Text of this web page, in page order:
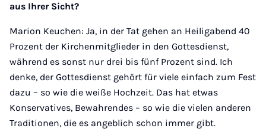
aus Ihrer Sicht?
Marion Keuchen: Ja, in der Tat gehen an Heiligabend 40
Prozent der Kirchenmitglieder in den Gottesdienst,
während es sonst nur drei bis fünf Prozent sind. Ich
denke, der Gottesdienst gehört für viele einfach zum Fest
dazu – so wie die weiße Hochzeit. Das hat etwas
Konservatives, Bewahrendes – so wie die vielen anderen
Traditionen, die es angeblich schon immer gibt.